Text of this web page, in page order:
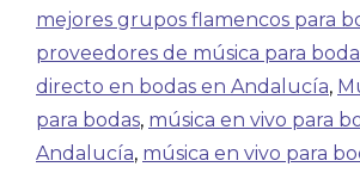
mejores grupos flamencos para
proveedores de música para
directo en bodas en Andalucía,
para bodas, música en vivo para
Andalucía, música en vivo para